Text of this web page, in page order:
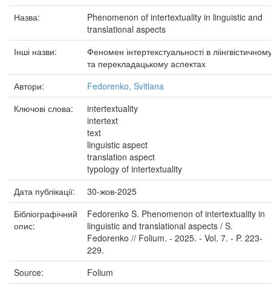
Назва:
Phenomenon of intertextuality in linguistic and
translational aspects
Інші назви:
Феномен інтертекстуальності в
та перекладацькому аспектах
Автори:
Fedorenko, Svitlana
Ключові слова:
intertextuality
intertext
text
linguistic aspect
translation aspect
typology of intertextuality
Дата публікації:
30-жов-2025
Бібліографічний
опис:
Fedorenko S. Phenomenon of intertextuality in
linguistic and translational aspects / S.
Fedorenko // Folium. - 2025. - Vol. 7. - P. 223-
229.
Source:
Folium